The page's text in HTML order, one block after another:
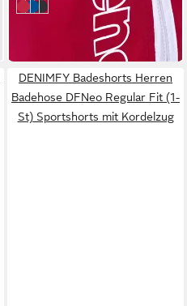
rotblauschwarz
DENIMFY Badeshorts Herren
Badehose DFNeo Regular Fit (1-
St) Sportshorts mit Kordelzug